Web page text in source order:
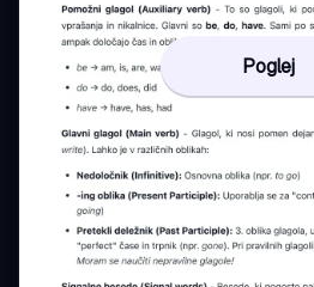
Poglej